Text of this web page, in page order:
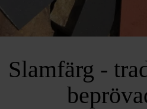
Slamfärg -